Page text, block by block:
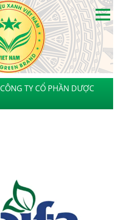
CÔNG TY CỔ PHẦN DƯỢC